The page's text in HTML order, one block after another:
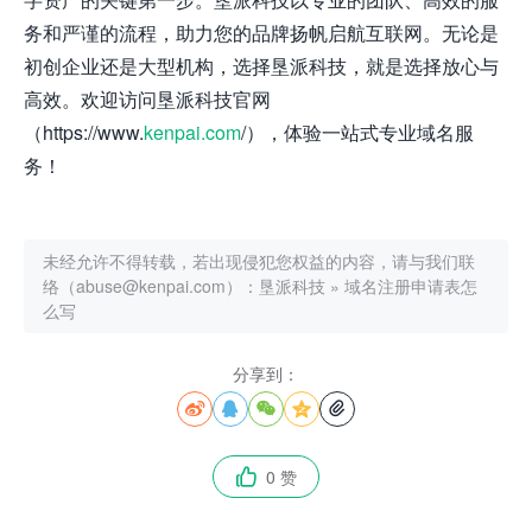
务和严谨的流程，助力您的品牌扬帆启航互联网。无论是
初创企业还是大型机构，选择垦派科技，就是选择放心与
高效。欢迎访问垦派科技官网
（https://www.kenpai.com/），体验一站式专业域名服
务！
未经允许不得转载，若出现侵犯您权益的内容，请与我们联
络（abuse@kenpai.com）： 垦派科技 » 域名注册申请表怎
么写
分享到：
    
 0 赞